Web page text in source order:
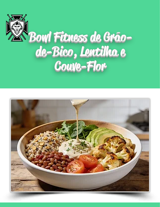
Bowl Fitness de Grão-
de-Bico, Lentilha e
Couve-Flor